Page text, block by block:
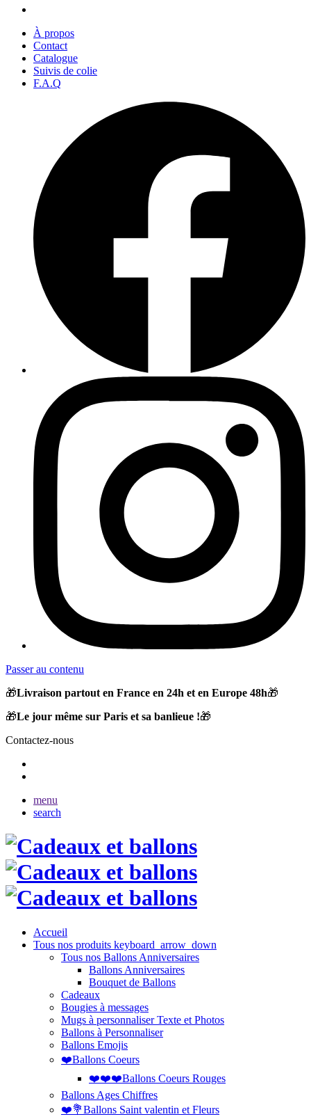
À propos
Contact
Catalogue
Suivis de colie
F.A.Q
Passer au contenu
🎁Livraison partout en France en 24h et en Europe 48h🎁
🎁Le jour même sur Paris et sa banlieue !🎁
Contactez-nous
menu
search
Accueil
Tous nos produits keyboard_arrow_down
Tous nos Ballons Anniversaires
Ballons Anniversaires
Bouquet de Ballons
Cadeaux
Bougies à messages
Mugs à personnaliser Texte et Photos
Ballons à Personnaliser
Ballons Emojis
❤️Ballons Coeurs
❤️❤️❤️Ballons Coeurs Rouges
Ballons Ages Chiffres
❤️💐Ballons Saint valentin et Fleurs